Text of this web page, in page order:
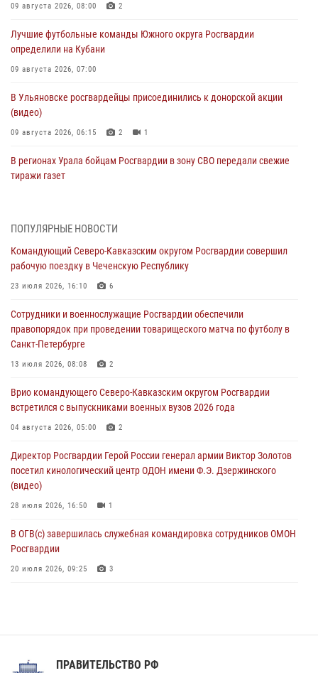
09 августа 2026, 08:00 2
Лучшие футбольные команды Южного округа Росгвардии
определили на Кубани
09 августа 2026, 07:00
В Ульяновске росгвардейцы присоединились к донорской акции
(видео)
09 августа 2026, 06:15 2 1
В регионах Урала бойцам Росгвардии в зону СВО передали свежие
тиражи газет
Росгвардейцы провели занятие по стрелковой подготовке для
краеведения Луганской Народной Республики
09 августа 2026, 05:00
проходит в Сибири
09 августа 2026, 04:00 5
Росгвардейцы провели патриотическое занятие для детей на
08 августа 2026, 14:10 3
В ЛНР росгвардейцы провели тренировку по единоборствам для
08 августа 2026, 13:00
ПОПУЛЯРНЫЕ НОВОСТИ
Командующий Северо-Кавказским округом Росгвардии совершил
рабочую поездку в Чеченскую Республику
23 июля 2026, 16:10 6
Сотрудники и военнослужащие Росгвардии обеспечили
правопорядок при проведении товарищеского матча по футболу в
Санкт-Петербурге
13 июля 2026, 08:08 2
Врио командующего Северо-Кавказским округом Росгвардии
встретился с выпускниками военных вузов 2026 года
04 августа 2026, 05:00 2
Директор Росгвардии Герой России генерал армии Виктор Золотов
посетил кинологический центр ОДОН имени Ф.Э. Дзержинского
(видео)
28 июля 2026, 16:50 1
В ОГВ(с) завершилась служебная командировка сотрудников ОМОН
Росгвардии
20 июля 2026, 09:25 3
ПРАВИТЕЛЬСТВО РФ